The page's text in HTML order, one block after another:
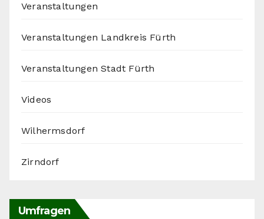
Veranstaltungen
Veranstaltungen Landkreis Fürth
Veranstaltungen Stadt Fürth
Videos
Wilhermsdorf
Zirndorf
Umfragen